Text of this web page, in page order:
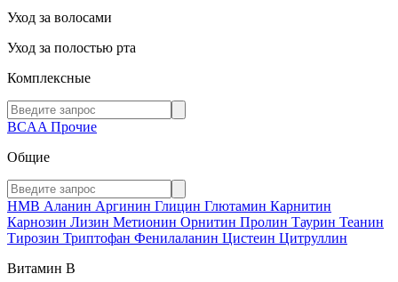
Уход за волосами
Уход за полостью рта
Комплексные
BCAA Прочие
Общие
HMB Аланин Аргинин Глицин Глютамин Карнитин
Карнозин Лизин Метионин Орнитин Пролин Таурин Теанин
Тирозин Триптофан Фенилаланин Цистеин Цитруллин
Витамин В